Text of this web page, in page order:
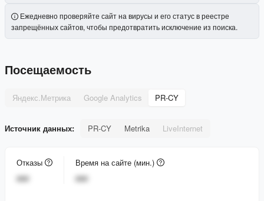
Ежедневно проверяйте сайт на вирусы и его статус в реестре
запрещённых сайтов, чтобы предотвратить исключение из поиска.
Посещаемость
Яндекс.Метрика Google Analytics PR-CY
Источник данных: PR-CY Metrika LiveInternet
Отказы
###
Время на сайте (мин.)
###